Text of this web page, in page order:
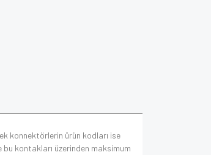
konnektörlerin ürün kodları ise
kontakları üzerinden maksimum